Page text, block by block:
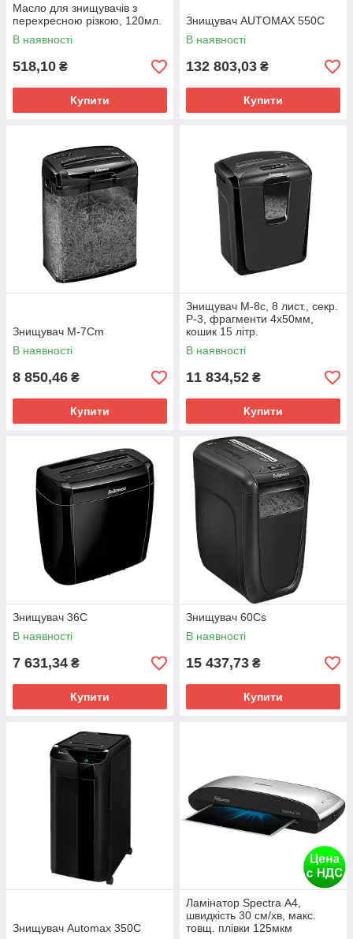
Масло для знищувачів з
перехресною різкою, 120мл.
В наявності
518,10 ₴
Купити
Знищувач AUTOMAX 550C
В наявності
132 803,03 ₴
Купити
Знищувач M-7Cm
В наявності
8 850,46 ₴
Купити
Знищувач M-8c, 8 лист., секр.
P-3, фрагменти 4х50мм,
кошик 15 літр.
В наявності
11 834,52 ₴
Купити
Знищувач 36С
В наявності
7 631,34 ₴
Купити
Знищувач 60Cs
В наявності
15 437,73 ₴
Купити
Знищувач Automax 350С
Ламінатор Spectra А4,
швидкість 30 см/хв, макс.
товщ. плівки 125мкм